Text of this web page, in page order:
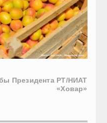
Президента РТ/НИАТ
«Ховар»